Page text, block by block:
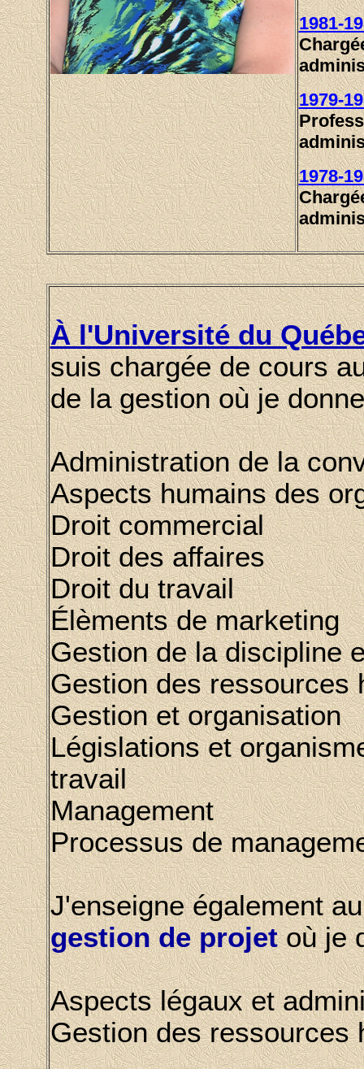
1981-
1979-
1978-
À l'Université du
suis chargée de cours
de la gestion où je
Administration de la
Aspects humains des
Droit commercial
Droit des affaires
Droit du travail
Élèments de marketing
Gestion de la discipline
Gestion des ressources
Gestion et organisation
Législations et
travail
Management
Processus de
J'enseigne également
gestion de projetoù je
Aspects légaux et
Gestion des ressources